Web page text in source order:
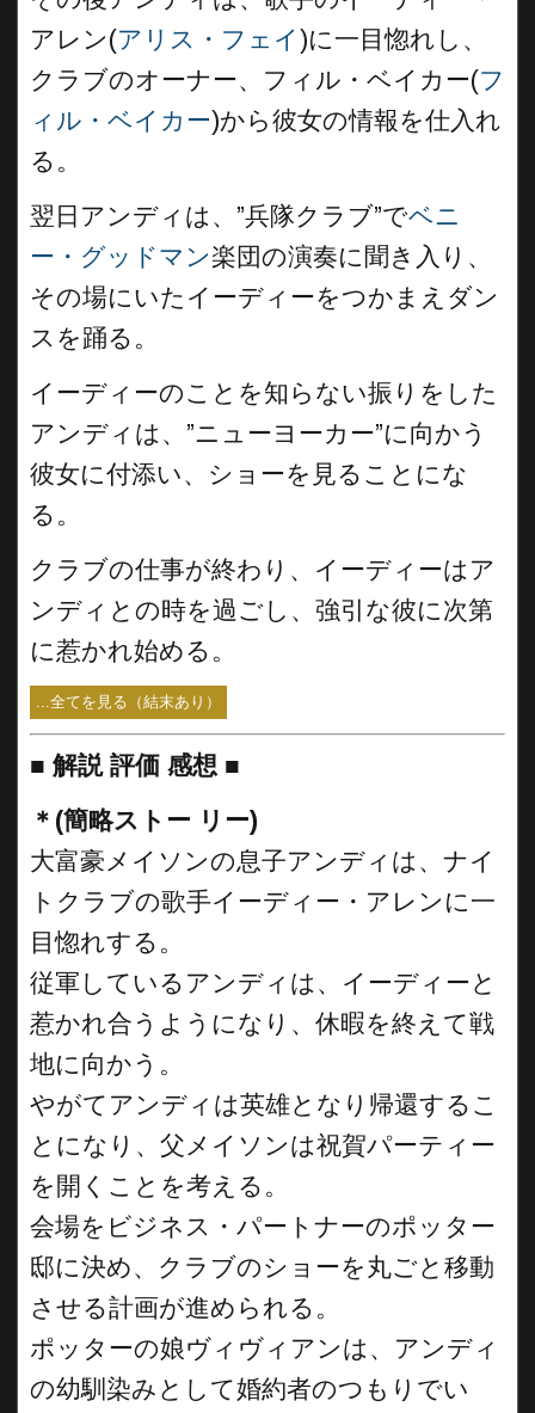
アレン(アリス・フェイ)に一目惚れし、
クラブのオーナー、フィル・ベイカー(フ
ィル・ベイカー)から彼女の情報を仕入れ
る。
翌日アンディは、”兵隊クラブ”でベニ
ー・グッドマン楽団の演奏に聞き入り、
その場にいたイーディーをつかまえダン
スを踊る。
イーディーのことを知らない振りをした
アンディは、”ニューヨーカー”に向かう
彼女に付添い、ショーを見ることにな
る。
クラブの仕事が終わり、イーディーはア
ンディとの時を過ごし、強引な彼に次第
に惹かれ始める。
...全てを見る（結末あり）
■ 解説 評価 感想 ■
＊(簡略ストー リー)
大富豪メイソンの息子アンディは、ナイ
トクラブの歌手イーディー・アレンに一
目惚れする。
従軍しているアンディは、イーディーと
惹かれ合うようになり、休暇を終えて戦
地に向かう。
やがてアンディは英雄となり帰還するこ
とになり、父メイソンは祝賀パーティー
を開くことを考える。
会場をビジネス・パートナーのポッター
邸に決め、クラブのショーを丸ごと移動
させる計画が進められる。
ポッターの娘ヴィヴィアンは、アンディ
の幼馴染みとして婚約者のつもりでい